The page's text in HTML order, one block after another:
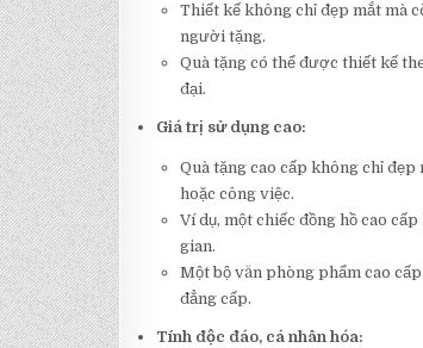
Thiết kế không chỉ đẹp mắt mà
người tặng.
Quà tặng có thể được thiết kế
đại.
Giá trị sử dụng cao:
Quà tặng cao cấp không chỉ
hoặc công việc.
Ví dụ, một chiếc đồng hồ cao
gian.
Một bộ văn phòng phẩm cao
đẳng cấp.
Tính độc đáo, cá nhân hóa: